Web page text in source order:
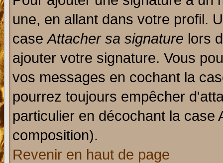
une, en allant dans votre profil.
caseAttacher sa signature lors
ajouter votre signature. Vous
vos messages en cochant la
pourrez toujours empêcher
particulier en décochant la
composition).
Revenir en haut de page